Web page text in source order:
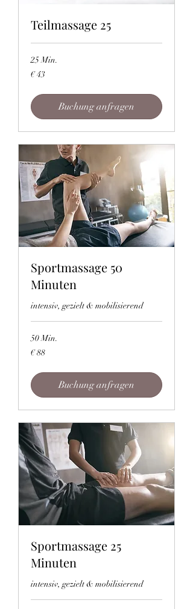
Teilmassage 25
25 Min.
43
Euro
€ 43
Buchung anfragen
Sportmassage 50
Minuten
intensiv, gezielt & mobilisierend
50 Min.
88
Euro
€ 88
Buchung anfragen
Sportmassage 25
Minuten
intensiv, gezielt & mobilisierend